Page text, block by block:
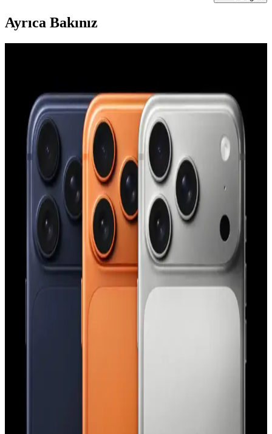
Ayrıca Bakınız
YoungKit iPhone 14 Pro Max kılıfı, dayanıklı malzeme ve şeffaf
tasarımıyla üstün koruma sağlar, estetik ve fonksiyonelliği bir arada
sunar, çevre dostudur ve manyetik şarj uyumludur.
Apple iPhone 11 Pro Max için şık ve dayanıklı TPU
malzemeden koruyucu kılıf
Şeffaf ve renkli tasarımıyla dikkat çeken Case 4U Omega Kapak,
dayanıklı TPU malzemeden üretilmiş olup, telefonunuzu estetik ve
fonksiyonellik açısından üstün seviyede korur.
iPhone Saat Uygulamasında Tıklama ve Süpürme
Hareketlerinin Güç Modlarına Göre Değişimi
iPhone saat uygulamasında saat ibrelerinin hareketi, düşük güç
modu aktifken tıklama, normal modda süpürme şeklinde gerçekleşir.
Bu değişim ekran yenileme hızı ve pil tasarrufu ile ilişkilidir.
Apple'ın Experience Etkinliği: M5 İşlemcili
MacBook, iPhone 17E ve Yeni Kontrol Teknolojileri
Apple'ın Experience etkinliği, M5 işlemcili yeni MacBook
arayüzler gibi yenilikleri tanıtacak. Etkinlik, Apple teknolojilerinde